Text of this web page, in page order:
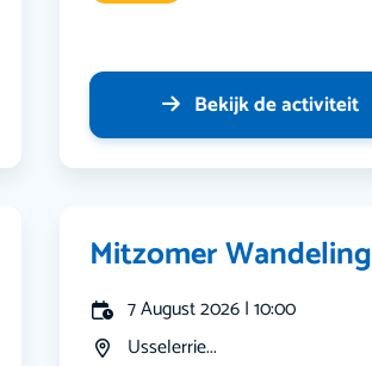
Bekijk de activiteit
Mitzomer Wandeling
7 August 2026 | 10:00
Usselerrie...